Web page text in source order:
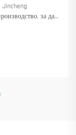
Jincheng
за да
движение.